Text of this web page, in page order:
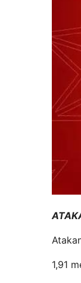
1,91